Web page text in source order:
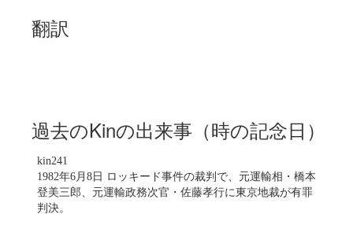
翻訳
過去のKinの出来事（時の記念日）
kin241
1982年6月8日 ロッキード事件の裁判で、元運輸相・橋本
登美三郎、元運輸政務次官・佐藤孝行に東京地裁が有罪
判決。